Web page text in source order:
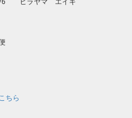
ヒラヤマ エイキ
ちら